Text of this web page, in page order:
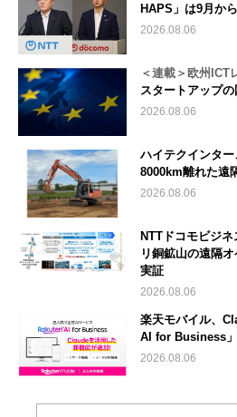
HAPS」は9月か
2026.08.06
＜連載＞欧州ICT
スタートアップ
2026.08.06
ハイテクインタ
8000km離れた遠
2026.08.06
NTTドコモビジ
リ銅鉱山の遠隔
実証
2026.08.06
楽天モバイル、
AI for Business
2026.08.06